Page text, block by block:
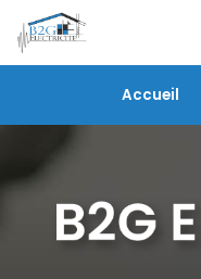
au
contenu
principal
Accueil